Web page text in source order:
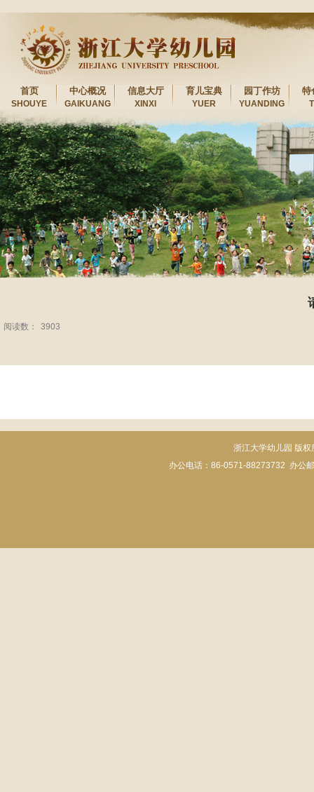
首页
SHOUYE
中心概况
GAIKUANG
信息大厅
XINXI
育儿宝典
YUER
园丁作坊
YUANDING
特
阅读数： 3903
浙江大学幼儿园 版
办公电话：86-0571-88273732 办公